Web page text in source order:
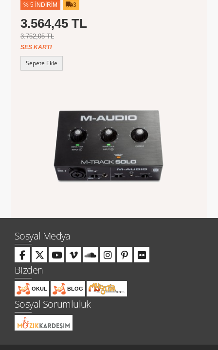
% 5 İNDIRIM 3
3.564,45 TL
3.752,05 TL
SES KARTI
Sepete Ekle
Sosyal Medya
Bizden
OKUL BLOG
Sosyal Sorumluluk